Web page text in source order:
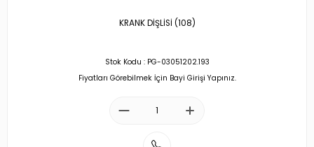
KRANK DİŞLİSİ (108)
Stok Kodu : PG-03051202.193
Fiyatları Görebilmek İçin Bayi Girişi Yapınız.